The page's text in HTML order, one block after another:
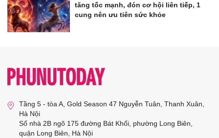
tăng tốc mạnh, đón cơ hội liên tiếp, 1
cung nên ưu tiên sức khỏe
Tầng 5 - tòa A, Gold Season 47 Nguyễn Tuân, Thanh Xuân,
Hà Nội
Số nhà 2B ngõ 175 đường Bát Khối, phường Long Biên,
quận Long Biên, Hà Nội